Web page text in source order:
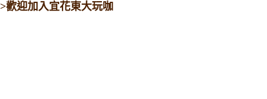
>歡迎加入宜花東大玩咖